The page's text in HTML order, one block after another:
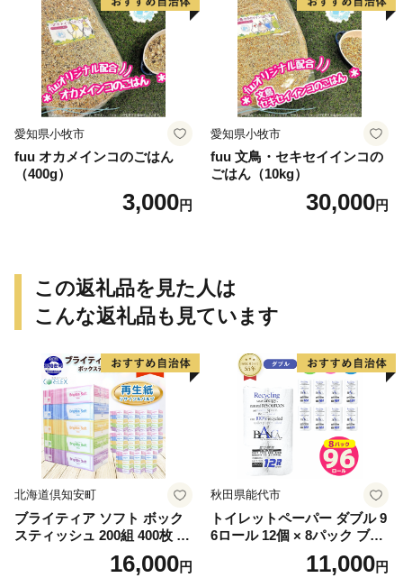
愛知県小牧市
fuu オカメインコのごはん
（400g）
3,000円
愛知県小牧市
fuu 文鳥・セキセイインコの
ごはん（10kg）
30,000円
この返礼品を見た人は
こんな返礼品も見ています
北海道倶知安町
ブライティア ソフト ボック
スティッシュ 200組 400枚 60
箱 日本製 まとめ買い ティッ
シュ リサイクル 長持 防災 常
16,000円
秋田県能代市
トイレットペーパー ダブル 9
6ロール 12個 × 8パック ブラ
ンカ 再生紙 100％ 芯あり 日
用品 消耗品 無香料 生活用品
11,000円